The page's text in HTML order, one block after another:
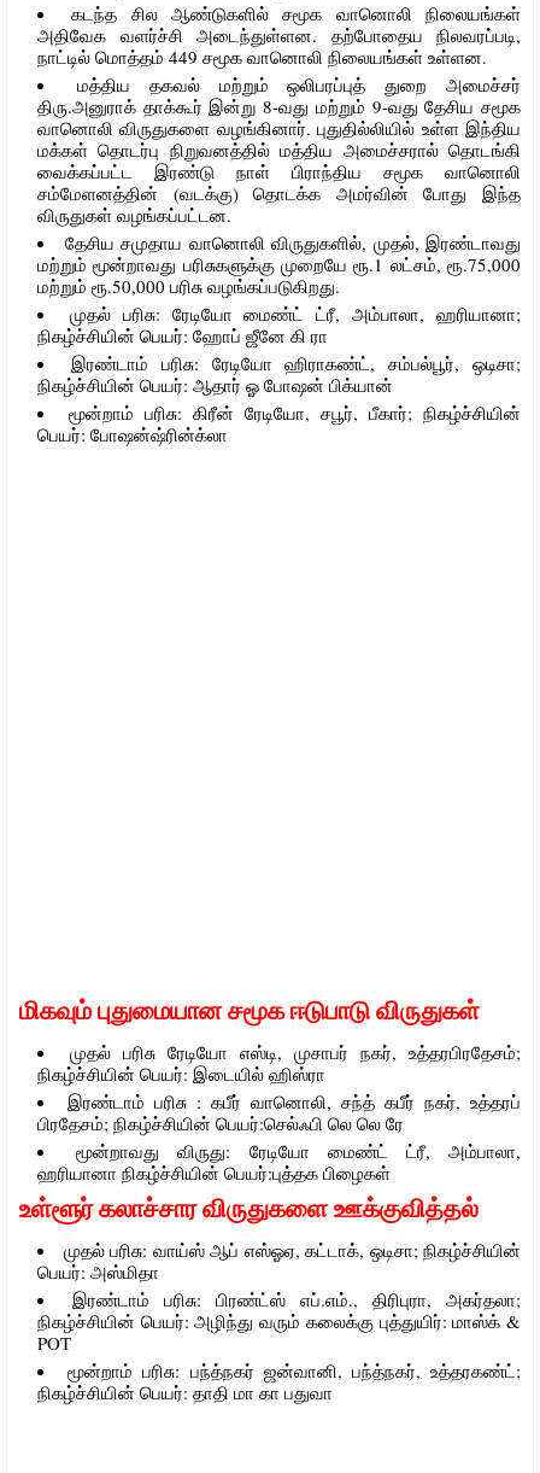
கடந்த சில ஆண்டுகளில் சமூக வானொலி நிலையங்கள்
அதிவேக வளர்ச்சி அடைந்துள்ளன. தற்போதைய நிலவரப்படி,
நாட்டில் மொத்தம் 449 சமூக வானொலி நிலையங்கள் உள்ளன.
மத்திய தகவல் மற்றும் ஒலிபரப்புத் துறை அமைச்சர்
திரு.அனுராக் தாக்கூர் இன்று 8-வது மற்றும் 9-வது தேசிய சமூக
வானொலி விருதுகளை வழங்கினார். புதுதில்லியில் உள்ள இந்திய
மக்கள் தொடர்பு நிறுவனத்தில் மத்திய அமைச்சரால் தொடங்கி
வைக்கப்பட்ட இரண்டு நாள் பிராந்திய சமூக வானொலி
சம்மேளனத்தின் (வடக்கு) தொடக்க அமர்வின் போது இந்த
விருதுகள் வழங்கப்பட்டன.
தேசிய சமுதாய வானொலி விருதுகளில், முதல், இரண்டாவது
மற்றும் மூன்றாவது பரிசுகளுக்கு முறையே ரூ.1 லட்சம், ரூ.75,000
மற்றும் ரூ.50,000 பரிசு வழங்கப்படுகிறது.
முதல் பரிசு: ரேடியோ மைண்ட் ட்ரீ, அம்பாலா, ஹரியானா;
நிகழ்ச்சியின் பெயர்: ஹோப் ஜீனே கி ரா
இரண்டாம் பரிசு: ரேடியோ ஹிராகண்ட், சம்பல்பூர், ஒடிசா;
நிகழ்ச்சியின் பெயர்: ஆதார் ஓ போஷன் பிக்யான்
மூன்றாம் பரிசு: கிரீன் ரேடியோ, சபூர், பீகார்; நிகழ்ச்சியின்
பெயர்: போஷன்ஷ்ரின்க்லா
மிகவும் புதுமையான சமூக ஈடுபாடு விருதுகள்
முதல் பரிசு ரேடியோ எஸ்டி, முசாபர் நகர், உத்தரபிரதேசம்;
நிகழ்ச்சியின் பெயர்: இடையில் ஹிஸ்ரா
இரண்டாம் பரிசு : கபீர் வானொலி, சந்த் கபீர் நகர், உத்தரப்
பிரதேசம்; நிகழ்ச்சியின் பெயர்:செல்ஃபி லெ லெ ரே
மூன்றாவது விருது: ரேடியோ மைண்ட் ட்ரீ, அம்பாலா,
ஹரியானா நிகழ்ச்சியின் பெயர்:புத்தக பிழைகள்
உள்ளூர் கலாச்சார விருதுகளை ஊக்குவித்தல்
முதல் பரிசு: வாய்ஸ் ஆப் எஸ்ஓஏ, கட்டாக், ஒடிசா; நிகழ்ச்சியின்
பெயர்: அஸ்மிதா
இரண்டாம் பரிசு: பிரண்ட்ஸ் எப்.எம்., திரிபுரா, அகர்தலா;
நிகழ்ச்சியின் பெயர்: அழிந்து வரும் கலைக்கு புத்துயிர்: மாஸ்க் &
POT
மூன்றாம் பரிசு: பந்த்நகர் ஜன்வானி, பந்த்நகர், உத்தரகண்ட்;
நிகழ்ச்சியின் பெயர்: தாதி மா கா பதுவா